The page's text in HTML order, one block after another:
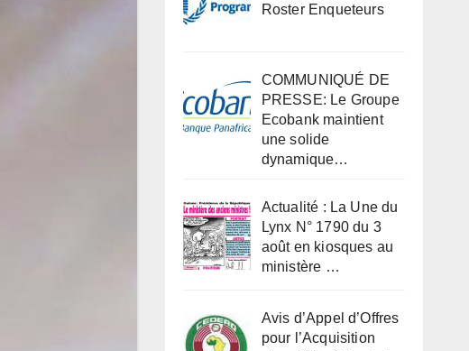
Roster Enqueteurs
COMMUNIQUÉ DE
PRESSE: Le Groupe
Ecobank maintient
une solide
dynamique…
Actualité : La Une du
Lynx N° 1790 du 3
août en kiosques au
ministère …
Avis d’Appel d’Offres
pour l’Acquisition